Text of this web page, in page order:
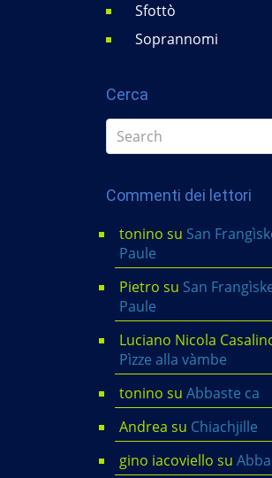
Sfottò
Soprannomi
Cerca
Commenti dei lettori
tonino su San
Paule
Pietro su San
Paule
Luciano Nicola
Pìzze alla vàmbe
tonino su Abbaste ca
Andrea su Chiachjille
gino iacoviello su